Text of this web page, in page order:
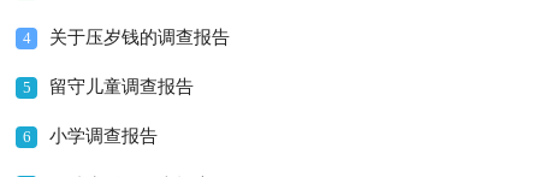
4 关于压岁钱的调查报告
5 留守儿童调查报告
6 小学调查报告